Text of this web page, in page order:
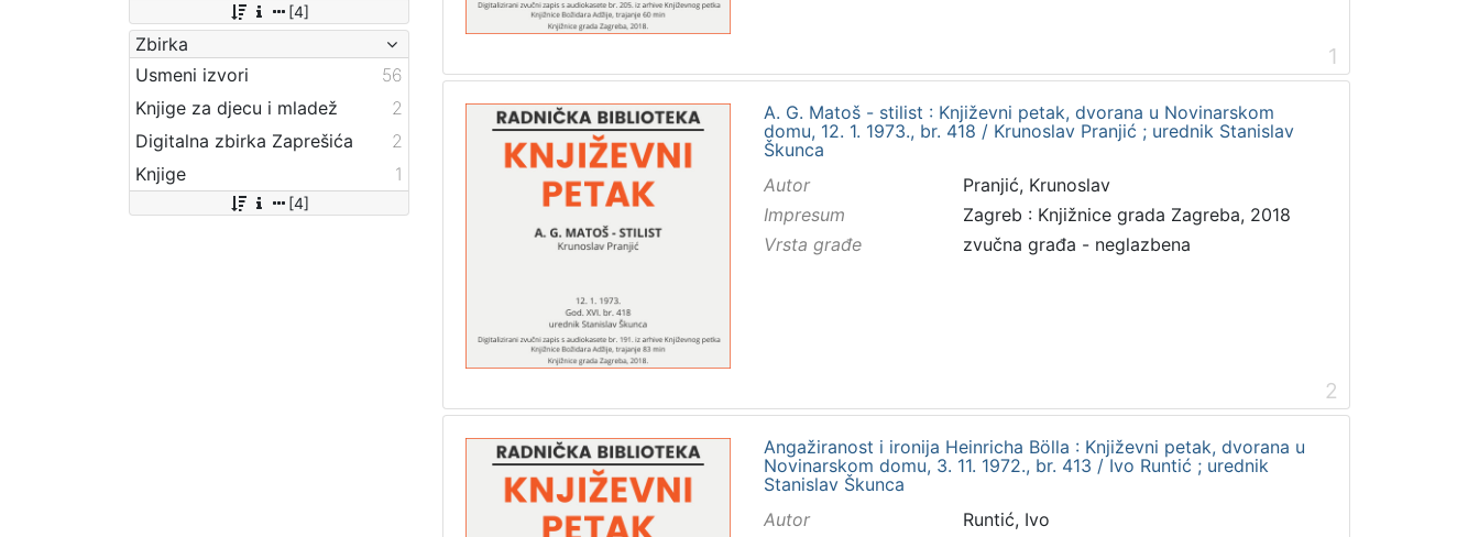
[4]
Zbirka
Usmeni izvori
56
Knjige za djecu i mladež
2
Digitalna zbirka Zaprešića
2
Knjige
1
[4]
1
A. G. Matoš - stilist : Književni petak, dvorana u Novinarskom
domu, 12. 1. 1973., br. 418 / Krunoslav Pranjić ; urednik Stanislav
Škunca
Autor
Pranjić, Krunoslav
Impresum
Zagreb : Knjižnice grada Zagreba, 2018
Vrsta građe
zvučna građa - neglazbena
2
Angažiranost i ironija Heinricha Bölla : Književni petak, dvorana u
Novinarskom domu, 3. 11. 1972., br. 413 / Ivo Runtić ; urednik
Stanislav Škunca
Autor
Runtić, Ivo